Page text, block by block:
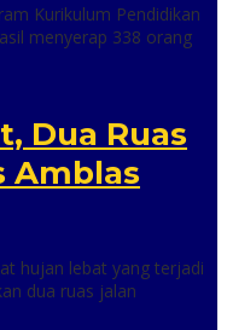
Kurikulum Pendidikan
menyerap 338 orang
Dua Ruas
Amblas
hujan lebat yang terjadi
dua ruas jalan